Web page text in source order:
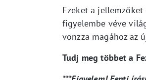
Ezeket a
figyelembe véve
vonzza magához az
Tudj meg többet a